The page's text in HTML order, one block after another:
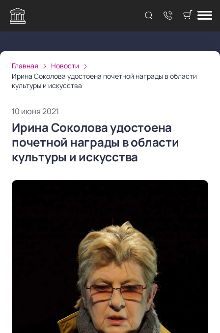
Главная
Новости
Ирина Соколова удостоена почетной награды в области
культуры и искусства
10 июня 2021
Ирина Соколова удостоена
почетной награды в области
культуры и искусства